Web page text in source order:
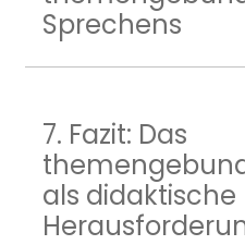
Sprechens
7. Fazit: Das
als didaktische